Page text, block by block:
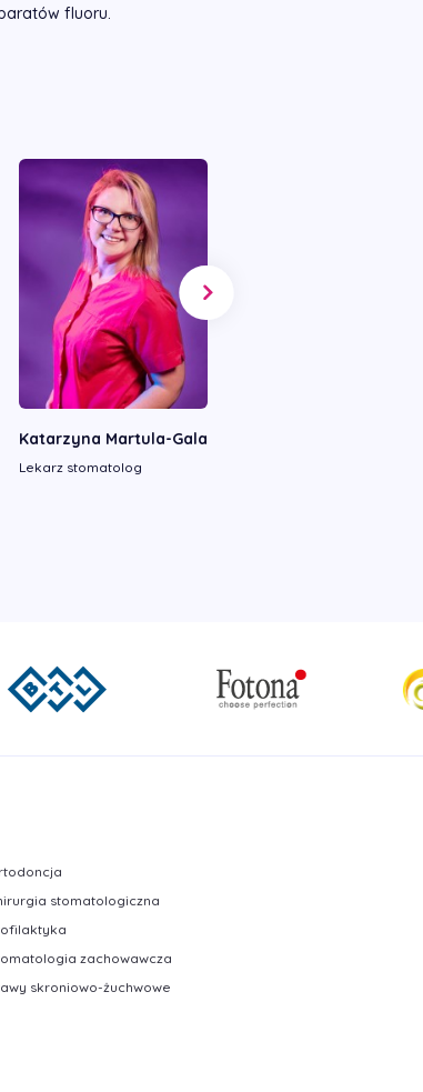
fluoru.
Katarzyna Martula-Gala
Lekarz stomatolog
stomatologiczna
zachowawcza
skroniowo-żuchwowe